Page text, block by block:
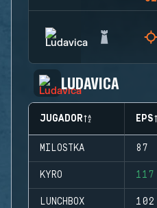
LUDAVICA
JUGADOR EPS
MILOSTKA 87
KYRO 117
LUNCHBOX 102